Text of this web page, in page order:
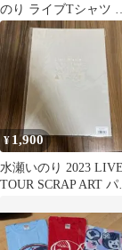
のり ライブTシャツ L
サイズ2枚セット
¥ 1,900
水瀬いのり 2023 LIVE
TOUR SCRAP ART パ